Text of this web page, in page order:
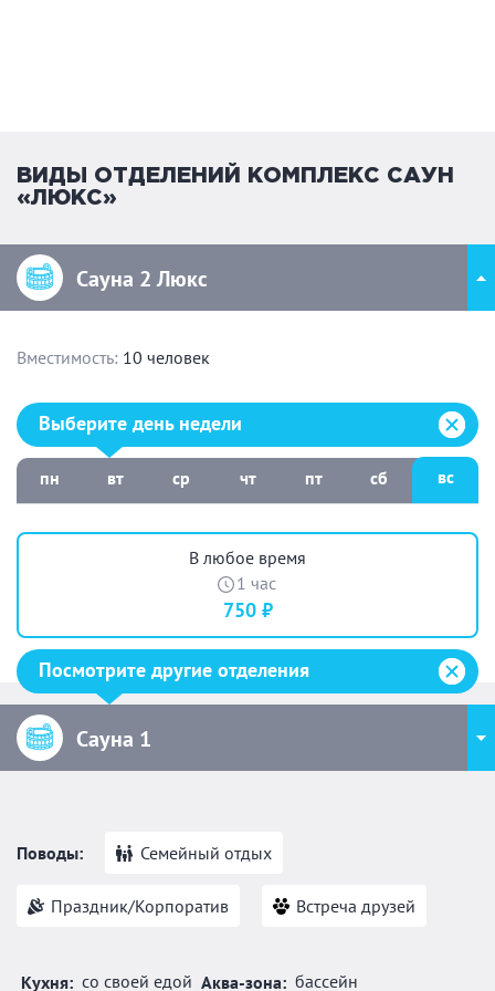
ВИДЫ ОТДЕЛЕНИЙ КОМПЛЕКС САУН
«ЛЮКС»
Сауна 2 Люкс
Вместимость: 10 человек
Выберите день недели:
Выберите день недели
пн вт ср чт пт сб вс
В любое время
1 час
750 ₽
Посмотрите другие отделения
Сауна 1
Поводы: Семейный отдых
Праздник/Корпоратив Встреча друзей
Кухня: со своей едой Аква-зона: бассейн